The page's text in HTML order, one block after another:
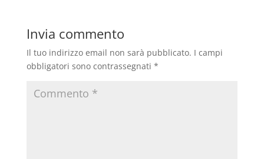
Invia commento
Il tuo indirizzo email non sarà pubblicato. I campi
obbligatori sono contrassegnati *